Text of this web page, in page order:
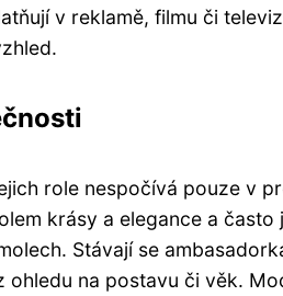
v reklamě, filmu či
role nespočívá pouze v
krásy a elegance a
Stávají se
na postavu či věk.